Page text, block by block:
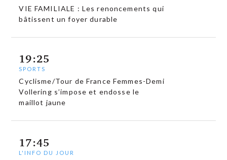
VIE FAMILIALE : Les renoncements qui
bâtissent un foyer durable
19:25
SPORTS
Cyclisme/Tour de France Femmes-Demi
Vollering s’impose et endosse le
maillot jaune
17:45
L'INFO DU JOUR